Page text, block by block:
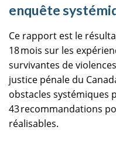
enquête
Ce rapport est le
18 mois sur les
survivantes de
justice pénale du
obstacles systémiques
43 recommandations
réalisables.